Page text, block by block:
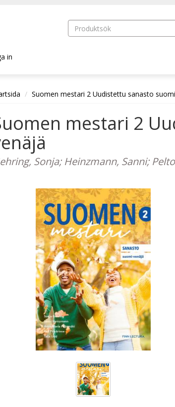
in
Suomen mestari 2 Uudistettu sanasto
mestari 2
Sonja; Heinzmann, Sanni;